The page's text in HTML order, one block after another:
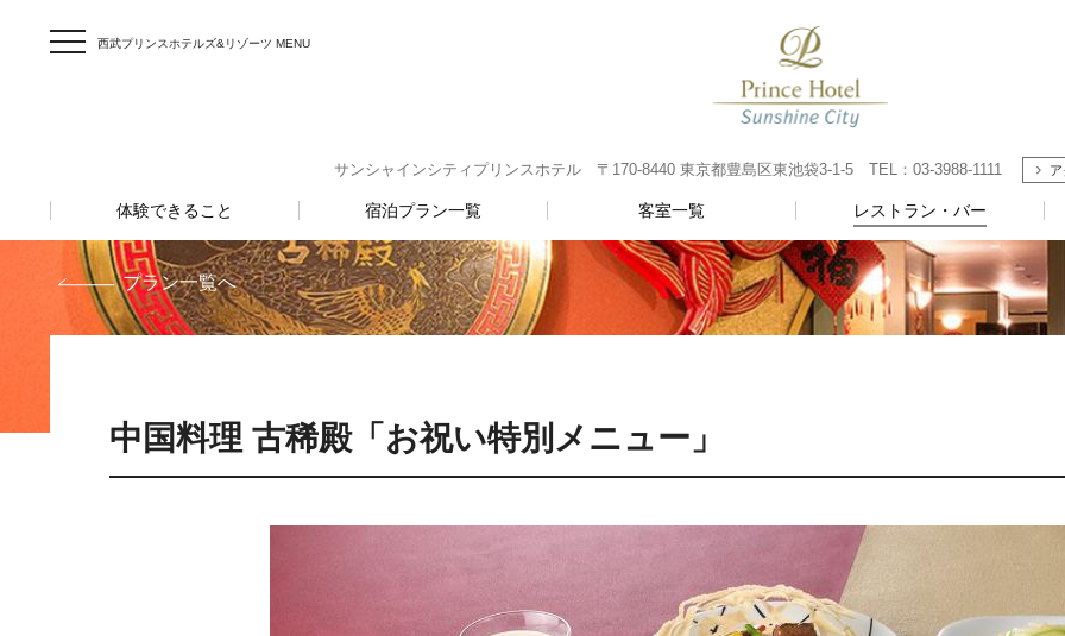
西武プリンスホテルズ&リゾーツ MENU
サンシャインシティプリンスホテル 〒170-8440 東京都豊島区東池袋3-1-5 TEL：03-3988-1111 ア
体験できること 宿泊プラン一覧 客室一覧 レストラン・バー
プラン一覧へ
中国料理 古稀殿「お祝い特別メニュー」